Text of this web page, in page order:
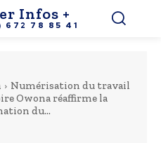
Infos +
672 78 85 41
Numérisation du travail
Owona réaffirme la
du...